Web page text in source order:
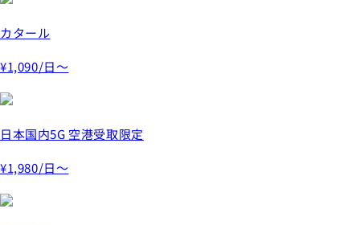
カタール
¥1,090/日～
日本国内5G 空港受取限定
¥1,980/日～